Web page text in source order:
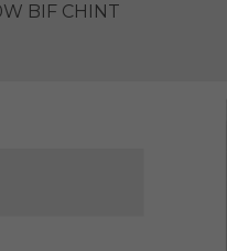
BIF CHINT